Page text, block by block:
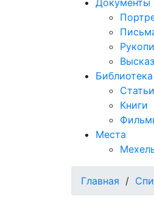
Документы
Библиотека
Статьи
Книги
Места
Главная /